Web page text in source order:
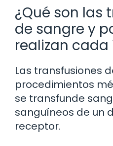
¿Qué son las
de sangre y
realizan cada
Las transfusiones
procedimientos
se transfunde
sanguíneos de un
receptor.